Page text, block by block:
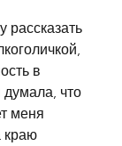
рассказать
в
думала, что
меня
краю